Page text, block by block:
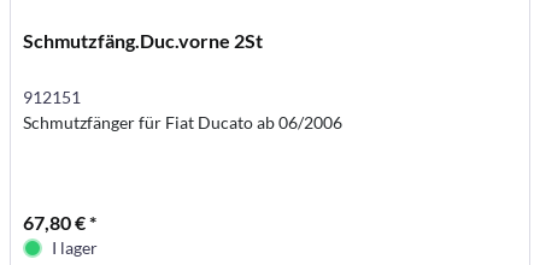
Schmutzfäng.Duc.vorne 2St
912151
Schmutzfänger für Fiat Ducato ab 06/2006
67,80 € *
I lager